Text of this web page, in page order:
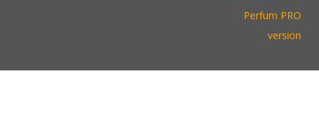
Perfum PRO
version